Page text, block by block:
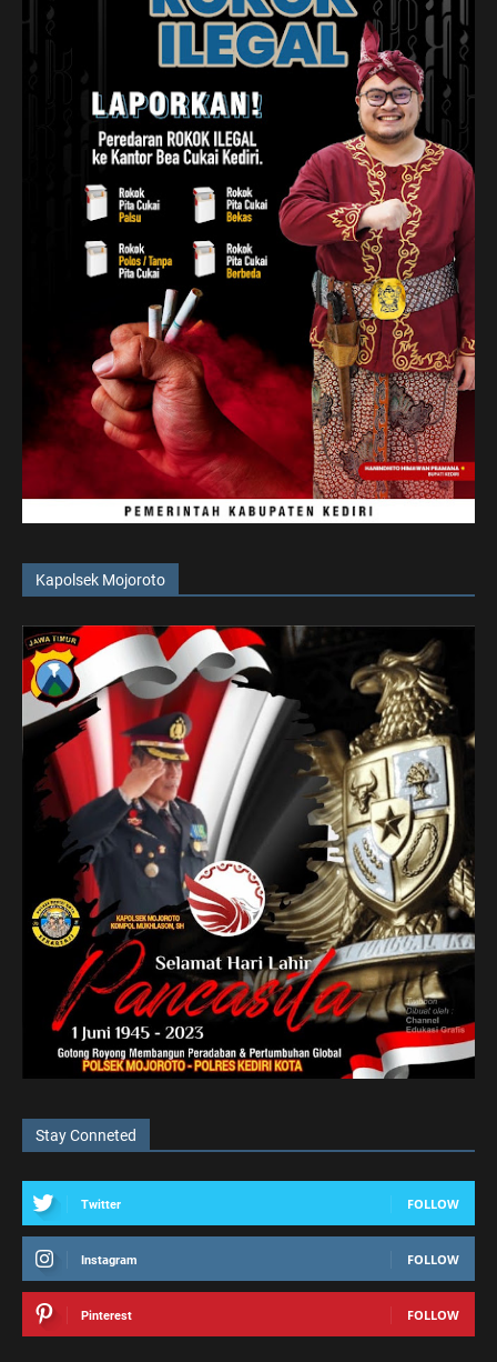
Kapolsek Mojoroto
Stay Conneted
Twitter FOLLOW
Instagram FOLLOW
Pinterest FOLLOW